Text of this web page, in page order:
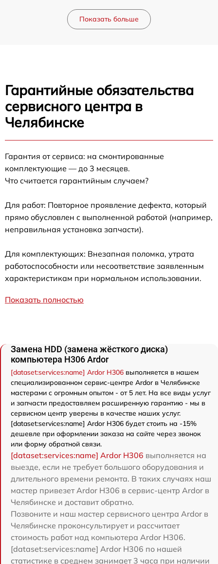
Показать больше
Гарантийные обязательства
сервисного центра в
Челябинске
Гарантия от сервиса: на смонтированные
комплектующие — до 3 месяцев.
Что считается гарантийным случаем?
Для работ: Повторное проявление дефекта, который
прямо обусловлен с выполненной работой (например,
неправильная установка запчасти).
Для комплектующих: Внезапная поломка, утрата
работоспособности или несоответствие заявленным
характеристикам при нормальном использовании.
Показать полностью
Замена HDD (замена жёсткого диска)
компьютера H306 Ardor
[dataset:services:name] Ardor H306 выполняется в нашем
специализированном сервис-центре Ardor в Челябинске
мастерами с огромным опытом - от 5 лет. На все виды услуг
и запчасти предоставляем расширенную гарантию - мы в
сервисном центр уверены в качестве наших услуг.
[dataset:services:name] Ardor H306 будет стоить на -15%
дешевле при оформлении заказа на сайте через звонок
или форму обратной связи.
[dataset:services:name] Ardor H306 выполняется на
выезде, если не требует большого оборудования и
длительного времени ремонта. В таких случаях наш
мастер привезет Ardor H306 в сервис-центр Ardor в
Челябинске и доставит обратно.
Позвоните и наш мастер сервисного центра Ardor в
Челябинске проконсультирует и рассчитает
стоимость работ над компьютера Ardor H306.
[dataset:services:name] Ardor H306 по нашей
статистике в среднем занимает 3 часа при наличии